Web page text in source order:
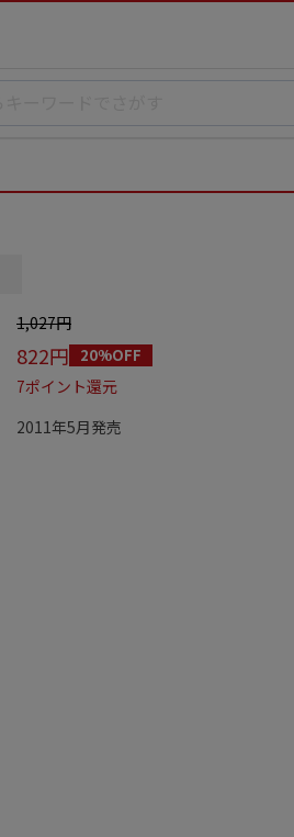
1,027円
822円 20%OFF
7ポイント還元
2011年5月発売